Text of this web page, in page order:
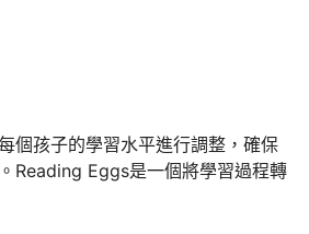
個孩子的學習水平進行調整，確保
Reading Eggs是一個將學習過程轉